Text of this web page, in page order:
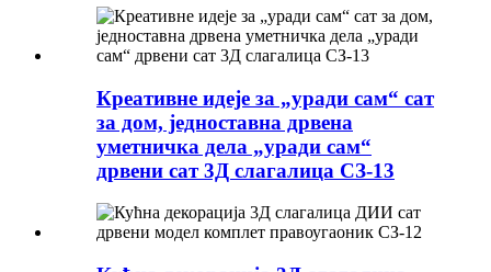
Креативне идеје за „уради сам“ сат
за дом, једноставна дрвена
уметничка дела „уради сам“
дрвени сат 3Д слагалица СЗ-13